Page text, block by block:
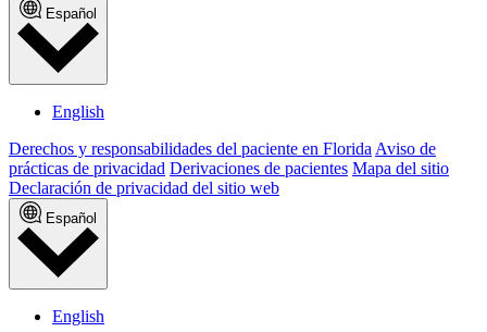
Español
English
Derechos y responsabilidades del paciente en Florida Aviso de
prácticas de privacidad Derivaciones de pacientes Mapa del sitio
Declaración de privacidad del sitio web
Español
English